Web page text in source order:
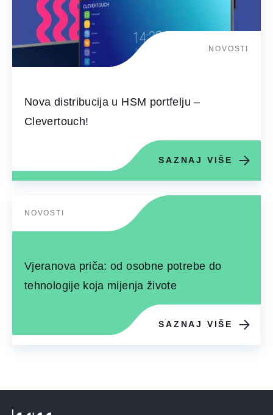
NOVOSTI
Nova distribucija u HSM portfelju –
Clevertouch!
SAZNAJ VIŠE
NOVOSTI
Vjeranova priča: od osobne potrebe do
tehnologije koja mijenja živote
SAZNAJ VIŠE